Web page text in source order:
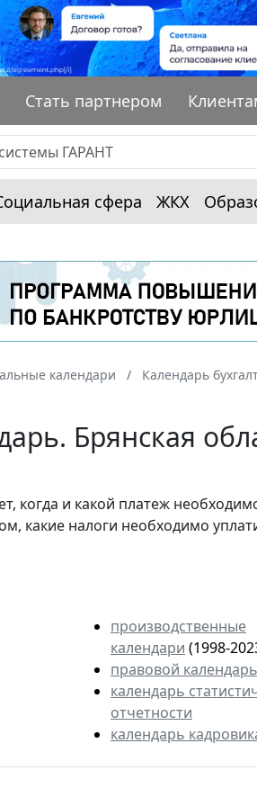
Стать партнером
сфера ЖКХ
календари
Календарь
Брянская
когда и какой платеж
какие налоги необходимо
производственные
календари (1998-
правовой календарь
календарь
отчетности
календарь